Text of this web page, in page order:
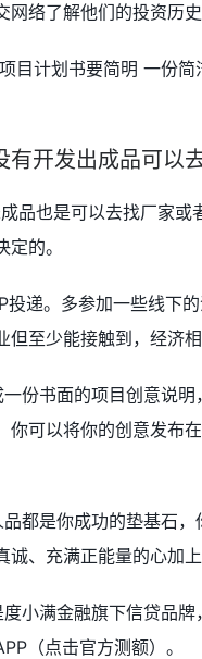
络了解他们的投资历史
目计划书要简明 一份
有开发出成品可以
品也是可以去找厂家
的。
递。多参加一些线下
至少能接触到，经济相
份书面的项目创意说
你可以将你的创意发布
都是你成功的垫基石
、充满正能量的心加
小满金融旗下信贷品
（点击官方测额）。